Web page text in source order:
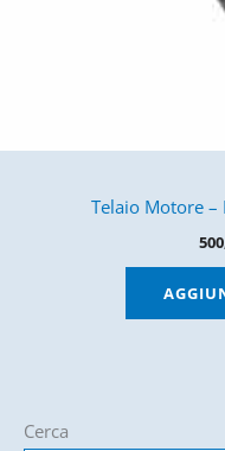
Telaio Motore –
Cerca